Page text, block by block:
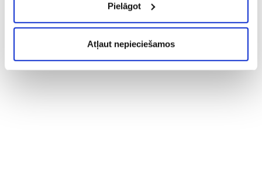
Pielāgot
Atļaut nepieciešamos